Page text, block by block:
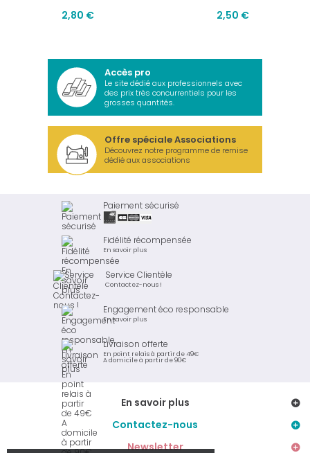
2,80 € 2,50 €
Accès pro
Le site dédié aux professionnels avec
des prix très concurrentiels pour les
grosses quantités.
Offre spéciale Associations
Découvrez notre programme de remise
dédié aux associations
Paiement sécurisé
Fidélité récompensée
En savoir plus
Service Clientèle
Contactez-nous !
Engagement éco responsable
En savoir plus
Livraison offerte
En point relais à partir de 49€
A domicile à partir de 90€
En savoir plus
Contactez-nous
Newsletter